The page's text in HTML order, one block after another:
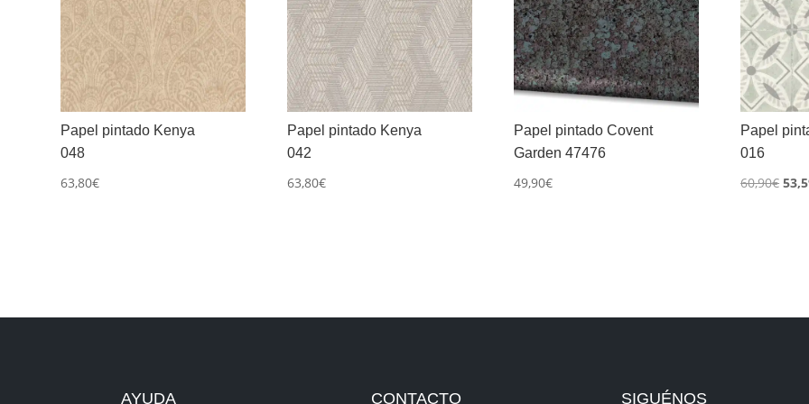
Papel pintado Kenya
048
63,80€
Papel pintado Kenya
042
63,80€
Papel pintado Covent
Garden 47476
49,90€
Papel
016
60,90€ El
AYUDA CONTACTO SIGUÉNOS